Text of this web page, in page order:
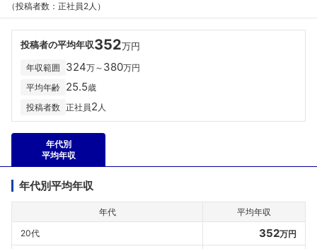
（投稿者数：正社員2人）
投稿者の平均年収352万円
年収範囲 324万～ 380万円
平均年齢 25.5歳
投稿者数 正社員2 人
年代別
平均年収
年代別平均年収
年代
平均年収
20代
352万円